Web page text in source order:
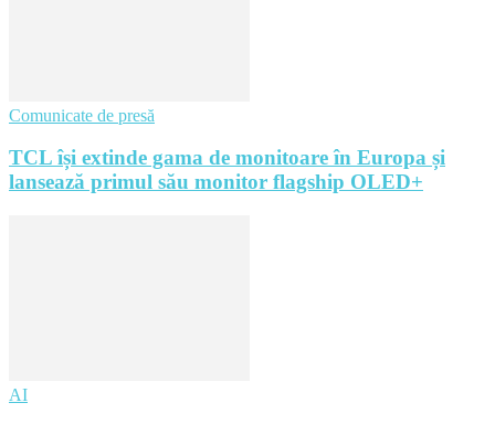
Comunicate de presă
TCL își extinde gama de monitoare în Europa și
lansează primul său monitor flagship OLED+
AI